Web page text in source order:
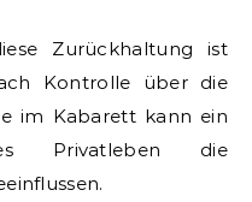
Zurückhaltung ist
Kontrolle über die
im Kabarett kann ein
Privatleben die